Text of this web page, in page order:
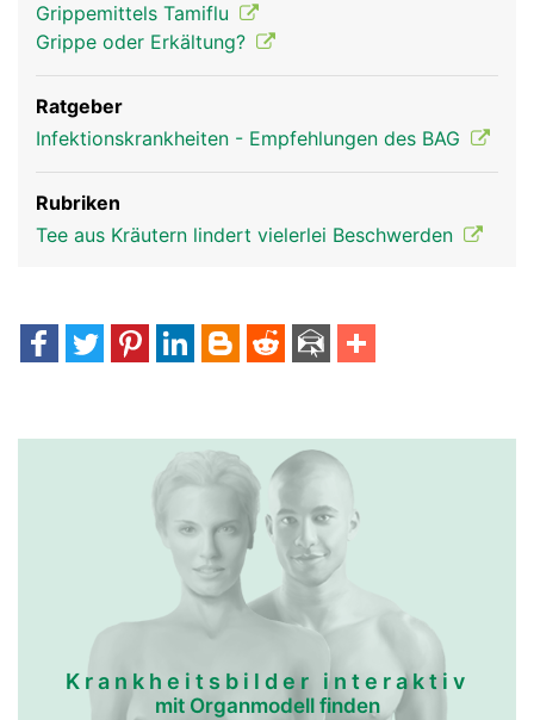
Grippemittels Tamiflu
Grippe oder Erkältung?
Ratgeber
Infektionskrankheiten - Empfehlungen des BAG
Rubriken
Tee aus Kräutern lindert vielerlei Beschwerden
Krankheitsbilder interaktiv
mit Organmodell finden